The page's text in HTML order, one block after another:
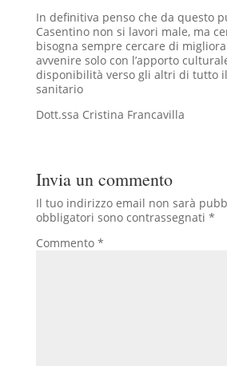
In definitiva penso che da questo
Casentino non si lavori male, ma
bisogna sempre cercare di
avvenire solo con l’apporto
disponibilità verso gli altri di tutto
sanitario
Dott.ssa Cristina Francavilla
Invia un commento
Il tuo indirizzo email non sarà
obbligatori sono contrassegnati *
Commento *